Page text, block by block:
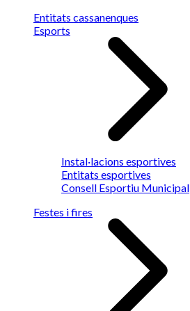
Entitats cassanenques
Esports
Instal·lacions esportives
Entitats esportives
Consell Esportiu Municipal
Festes i fires